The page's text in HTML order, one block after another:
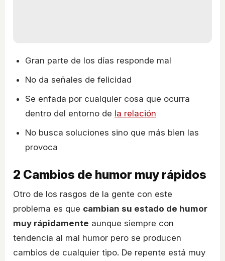
Gran parte de los días responde mal
No da señales de felicidad
Se enfada por cualquier cosa que ocurra
dentro del entorno de la relación
No busca soluciones sino que más bien las
provoca
2 Cambios de humor muy rápidos
Otro de los rasgos de la gente con este
problema es que cambian su estado de humor
muy rápidamente aunque siempre con
tendencia al mal humor pero se producen
cambios de cualquier tipo. De repente está muy